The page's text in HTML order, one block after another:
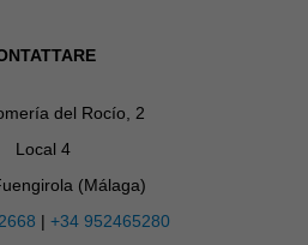
del Rocío, 2
Local 4
(Málaga)
| +34 952465280